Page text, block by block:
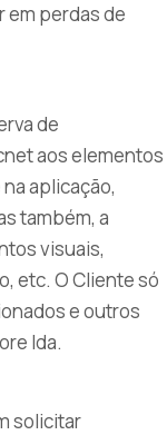
em perdas de
de
aos elementos
aplicação,
também, a
visuais,
etc. O Cliente só
e outros
lda.
solicitar